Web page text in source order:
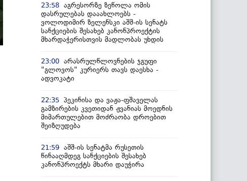
23:58 აგრესორზე ზეწოლა ომის
დასრულებას დააახლოებს -
ვოლოდიმირ ზელენსკი აშშ-ის სენატს
სანქციების შესახებ კანონპროექტის
მხარდაჭერისთვის მადლობას უხდის
23:00 არასრულწლოვნების ჯგუფი
"გლოვოს" კურიერს თავს დაესხა -
ადვოკატი
22:35 პეკინისა და ვაჟა-ფშაველას
გამზირების კვეთიდან ჟვანიას მოედნის
მიმართულებით მოძრაობა დროებით
შეიზღუდება
21:59 აშშ-ის სენატმა რუსეთის
წინააღმდეგ სანქციების შესახებ
კანონპროექტს მხარი დაუჭირა